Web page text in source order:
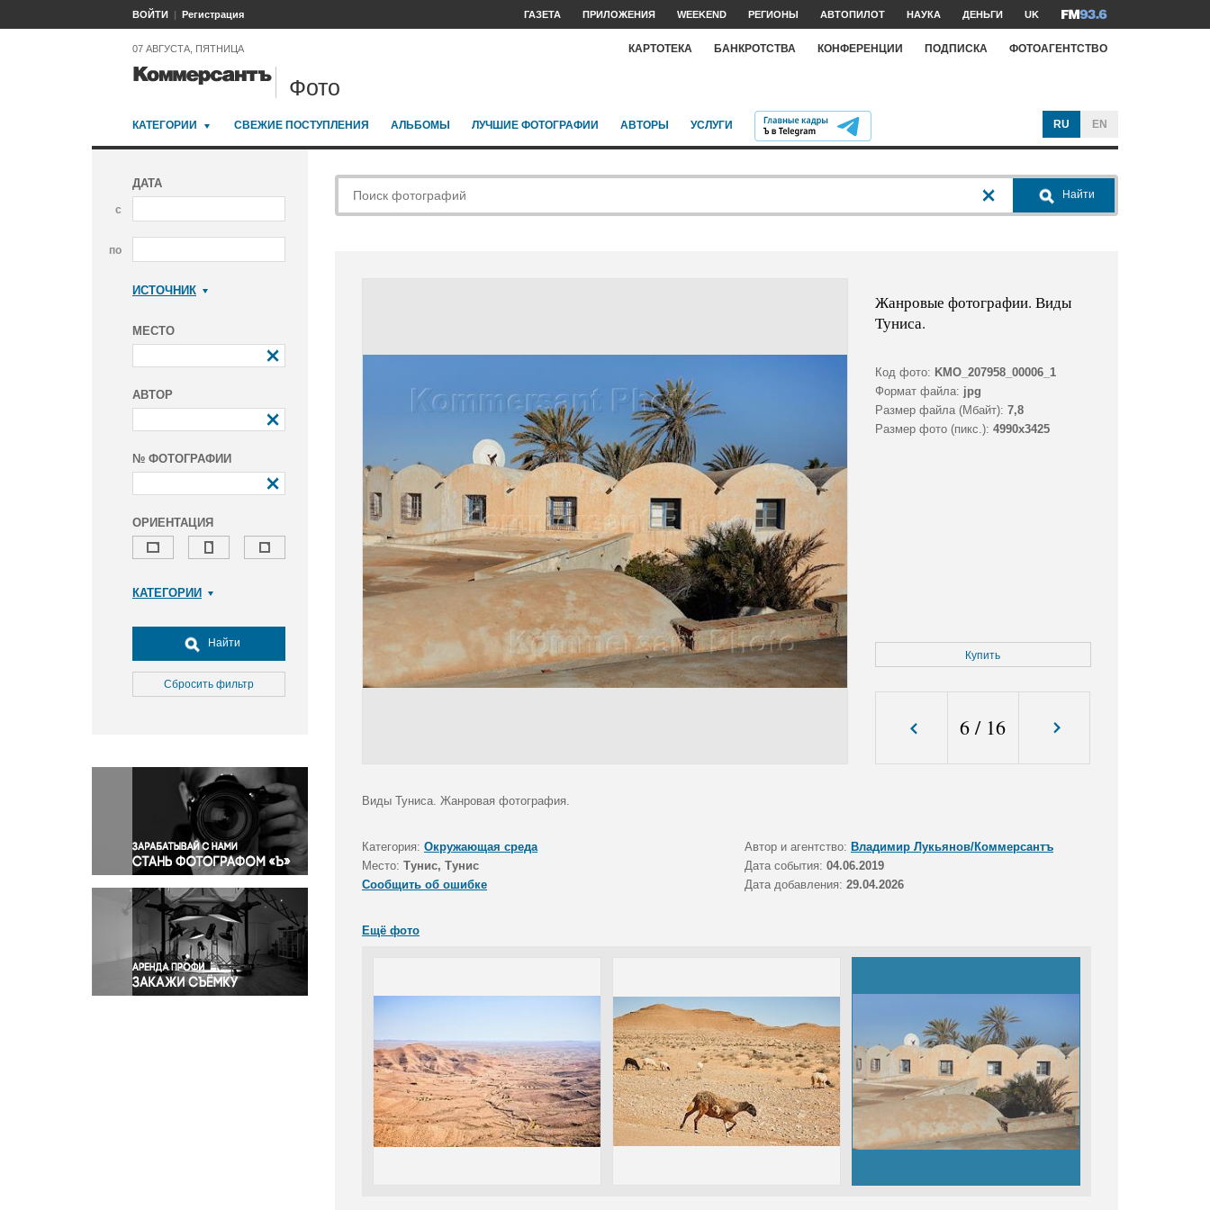
ВОЙТИ Регистрация ГАЗЕТА ПРИЛОЖЕНИЯ WEEKEND РЕГИОНЫ АВТОПИЛОТ НАУКА ДЕНЬГИ UK
07 АВГУСТА, ПЯТНИЦА КАРТОТЕКА БАНКРОТСТВА КОНФЕРЕНЦИИ ПОДПИСКА ФОТОАГЕНТСТВО
Фото
КАТЕГОРИИ СВЕЖИЕ ПОСТУПЛЕНИЯ АЛЬБОМЫ ЛУЧШИЕ ФОТОГРАФИИ АВТОРЫ УСЛУГИ RU EN
ДАТА
с
по
ИСТОЧНИК
МЕСТО
АВТОР
№ ФОТОГРАФИИ
ОРИЕНТАЦИЯ
КАТЕГОРИИ
Досуг, туризм и отдых
Культура
Медицина
Окружающая среда
Политика
Правосудие
Происшествия и конфликты
Религия
Светская жизнь
Спорт
Экология
Экономика и бизнес
Найти
Сбросить фильтр
Найти
Жанровые фотографии. Виды
Туниса.
Код фото: KMO_207958_00006_1
Формат файла: jpg
Размер файла (Мбайт): 7,8
Размер фото (пикс.): 4990x3425
Купить
6 / 16
Виды Туниса. Жанровая фотография.
Категория: Окружающая среда Автор и агентство: Владимир Лукьянов/Коммерсантъ
Место: Тунис, Тунис Дата события: 04.06.2019
Сообщить об ошибке
Дата добавления: 29.04.2026
Ещё фото